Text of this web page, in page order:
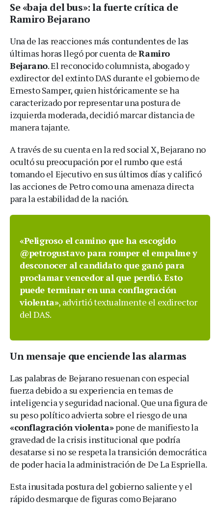
Se «baja del bus»: la fuerte crítica de
Ramiro Bejarano
Una de las reacciones más contundentes de las
últimas horas llegó por cuenta deRamiro
Bejarano. El reconocido columnista, abogado y
exdirector del extinto DAS durante el gobierno de
Ernesto Samper, quien históricamente se ha
caracterizado por representar una postura de
izquierda moderada, decidió marcar distancia de
manera tajante.
A través de su cuenta en la red social X, Bejarano no
ocultó su preocupación por el rumbo que está
tomando el Ejecutivo en sus últimos días y calificó
las acciones de Petro como una amenaza directa
para la estabilidad de la nación.
«Peligroso el camino que ha escogido
@petrogustavo para romper el empalme y
desconocer al candidato que ganó para
proclamar vencedor al que perdió. Esto
puede terminar en una conflagración
violenta», advirtió textualmente el exdirector
del DAS.
Un mensaje que enciende las alarmas
Las palabras de Bejarano resuenan con especial
fuerza debido a su experiencia en temas de
inteligencia y seguridad nacional. Que una figura de
su peso político advierta sobre el riesgo de una
«conflagración violenta»pone de manifiesto la
gravedad de la crisis institucional que podría
desatarse si no se respeta la transición democrática
de poder hacia la administración de De La Espriella.
Esta inusitada postura del gobierno saliente y el
rápido desmarque de figuras como Bejarano